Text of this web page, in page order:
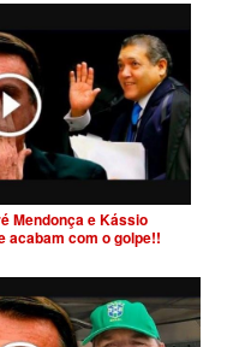
Mendonça e Kássio
acabam com o golpe!!